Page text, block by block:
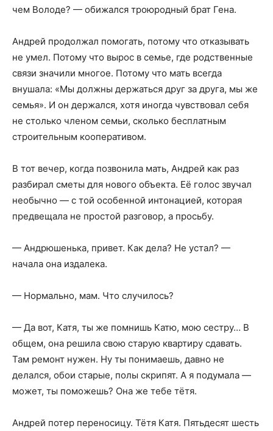
чем Володе? — обижался троюродный брат Гена.
Андрей продолжал помогать, потому что отказывать
не умел. Потому что вырос в семье, где родственные
связи значили многое. Потому что мать всегда
внушала: «Мы должны держаться друг за друга, мы же
семья». И он держался, хотя иногда чувствовал себя
не столько членом семьи, сколько бесплатным
строительным кооперативом.
В тот вечер, когда позвонила мать, Андрей как раз
разбирал сметы для нового объекта. Её голос звучал
необычно — с той особенной интонацией, которая
предвещала не простой разговор, а просьбу.
— Андрюшенька, привет. Как дела? Не устал? —
начала она издалека.
— Нормально, мам. Что случилось?
— Да вот, Катя, ты же помнишь Катю, мою сестру… В
общем, она решила свою старую квартиру сдавать.
Там ремонт нужен. Ну ты понимаешь, давно не
делался, обои старые, полы скрипят. А я подумала —
может, ты поможешь? Она же тебе тётя.
Андрей потер переносицу. Тётя Катя. Пятьдесят шесть